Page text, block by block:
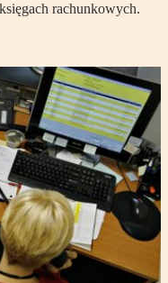
rachunkowych.